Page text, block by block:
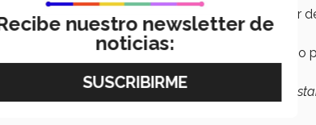
traes a las personas?”,
se preguntó la líder
elecciones del 2021 o bien, que no tenían acceso
el proceso y a cerrar esta brecha social.
y me agradecieron por todo lo que yo
nuestro newsletter de
noticias: